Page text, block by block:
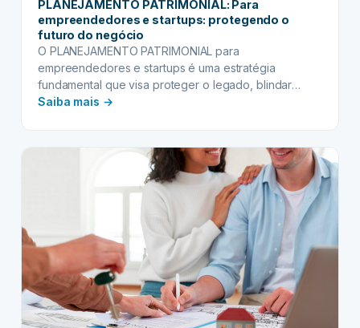
PLANEJAMENTO PATRIMONIAL: Para
empreendedores e startups: protegendo o
futuro do negócio
O PLANEJAMENTO PATRIMONIAL para
empreendedores e startups é uma estratégia
fundamental que visa proteger o legado, blindar
ativos, otimizar a sucessão e…
Saiba mais →:
Para
empreendedores
e
protegendo
o
futuro
do
negócio